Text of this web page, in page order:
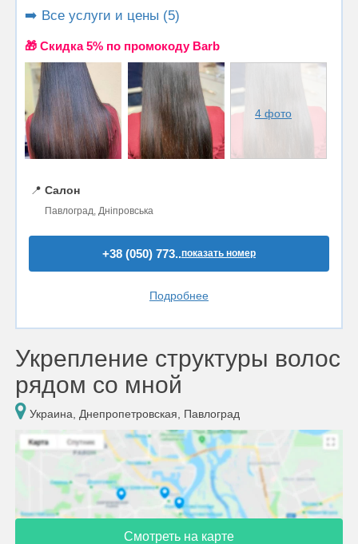
➡️ Все услуги и цены (5)
🎁 Cкидка 5% по промокоду Barb
4 фото
📍 Салон
Павлоград, Дніпровська
+38 (050) 773..показать номер
Подробнее
Укрепление структуры волос
рядом со мной
Украина, Днепропетровская, Павлоград
Смотреть на карте